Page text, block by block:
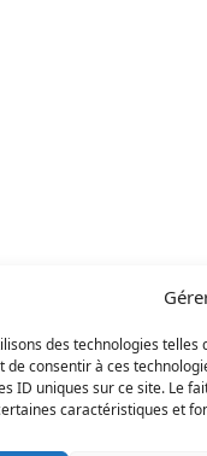
des technologies telles
consentir à ces
ID uniques sur ce site. Le
caractéristiques et